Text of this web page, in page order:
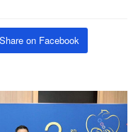
Share on Facebook